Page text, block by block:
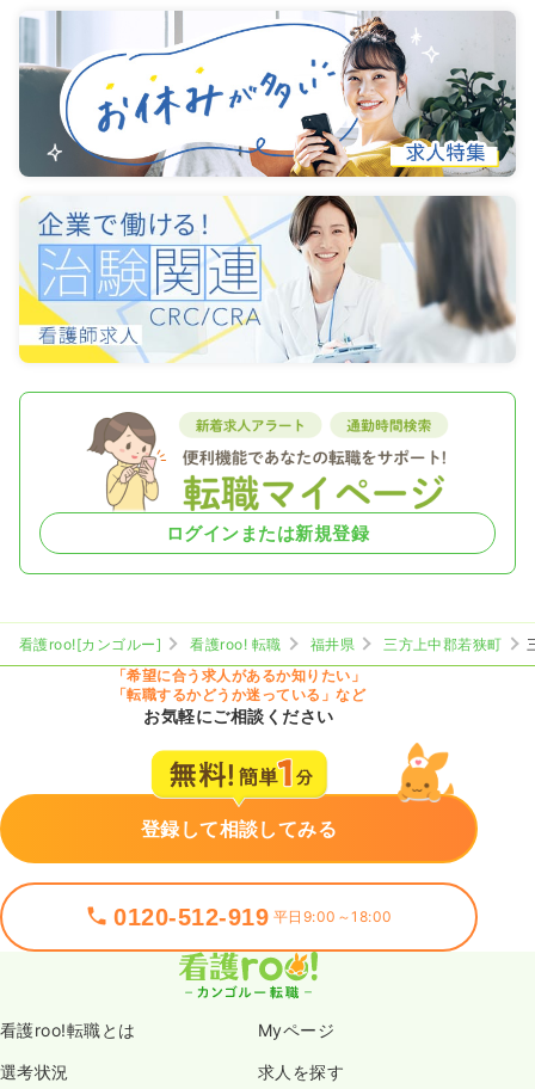
ログインまたは新規登録
看護roo![カンゴルー] 看護roo! 転職 福井県 三方上中郡若狭町
「希望に合う求人があるか知りたい」
「転職するかどうか迷っている」など
お気軽にご相談ください
登録して相談してみる
0120-512-919 平日9:00～18:00
看護roo!転職とは Myページ
選考状況 求人を探す